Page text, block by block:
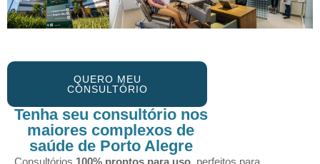
QUERO MEU
CONSULTÓRIO
Tenha seu consultório nos
maiores complexos de
saúde de Porto Alegre
Consultórios 100% prontos para uso, perfeitos para